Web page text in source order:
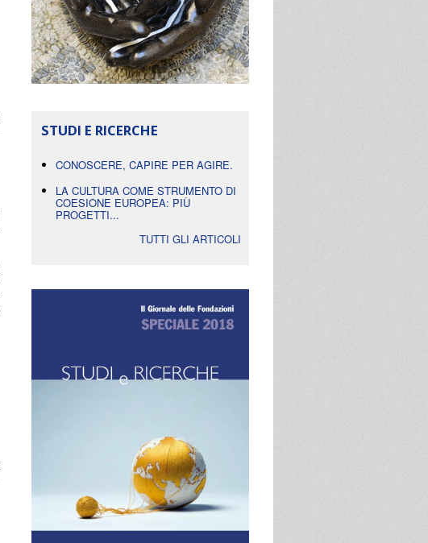
STUDI E RICERCHE
CONOSCERE, CAPIRE PER AGIRE.
LA CULTURA COME STRUMENTO DI
COESIONE EUROPEA: PIÙ
PROGETTI...
TUTTI GLI ARTICOLI